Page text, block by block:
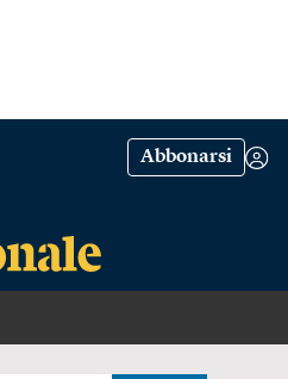
Abbonarsi